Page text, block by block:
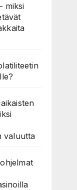
miksi
valuutta